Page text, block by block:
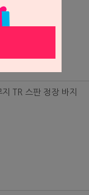
TR 스판 정장 바지